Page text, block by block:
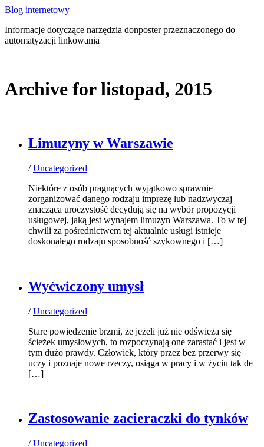
Blog internetowy
Informacje dotyczące narzędzia donposter przeznaczonego do
automatyzacji linkowania
Archive for listopad, 2015
Limuzyny w Warszawie
/Uncategorized
Niektóre z osób pragnących wyjątkowo sprawnie
zorganizować danego rodzaju imprezę lub nadzwyczaj
znacząca uroczystość decydują się na wybór propozycji
usługowej, jaką jest wynajem limuzyn Warszawa. To w tej
chwili za pośrednictwem tej aktualnie usługi istnieje
doskonałego rodzaju sposobność szykownego i […]
Wyćwiczony umysł
/Uncategorized
Stare powiedzenie brzmi, że jeżeli już nie odświeża się
ścieżek umysłowych, to rozpoczynają one zarastać i jest w
tym dużo prawdy. Człowiek, który przez bez przerwy się
uczy i poznaje nowe rzeczy, osiąga w pracy i w życiu tak de
[…]
Zastosowanie zacieraczki do tynków
/Uncategorized